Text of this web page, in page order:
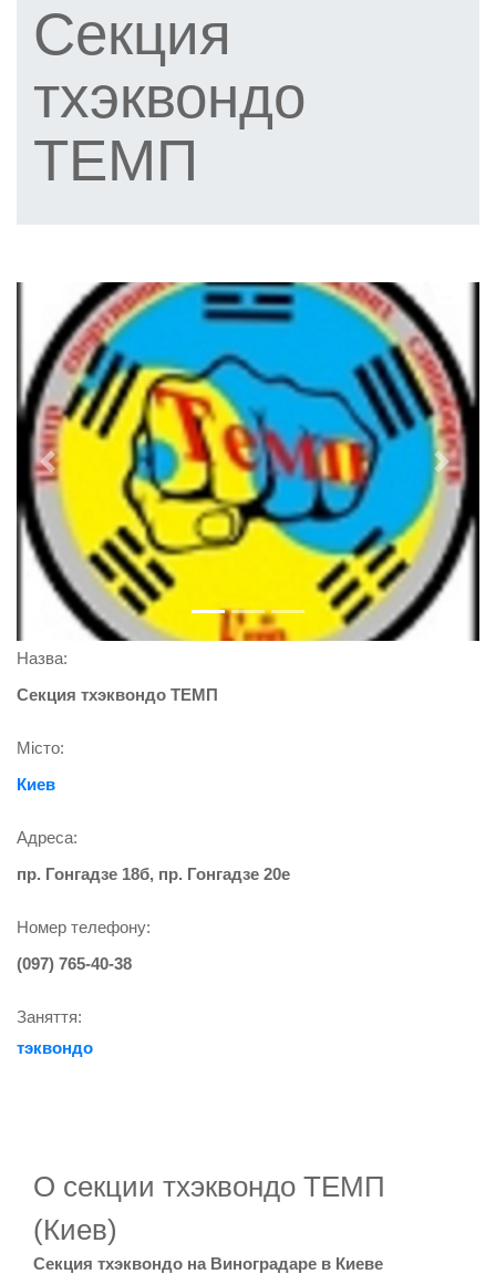
Секция
тхэквондо
ТЕМП
Previous Next
Назва:
Секция тхэквондо ТЕМП
Місто:
Киев
Адреса:
пр. Гонгадзе 18б, пр. Гонгадзе 20е
Номер телефону:
(097) 765-40-38
Заняття:
тэквондо
О секции тхэквондо ТЕМП
(Киев)
Секция тхэквондо на Виноградаре в Киеве